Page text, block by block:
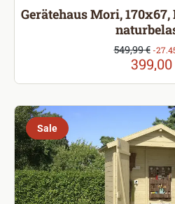
Gerätehaus Mori,
399,00
Regulärer Preis:
549,99 € -
Sale